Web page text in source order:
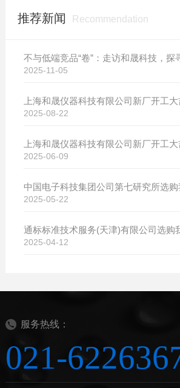
推荐新闻 Recommendation
2025-11-05
上海和晟仪器科技有限公司新厂开工
2025-08-22
上海和晟仪器科技有限公司新厂开工
2025-06-09
2025-05-22
2025-04-12
服务热线：
021-